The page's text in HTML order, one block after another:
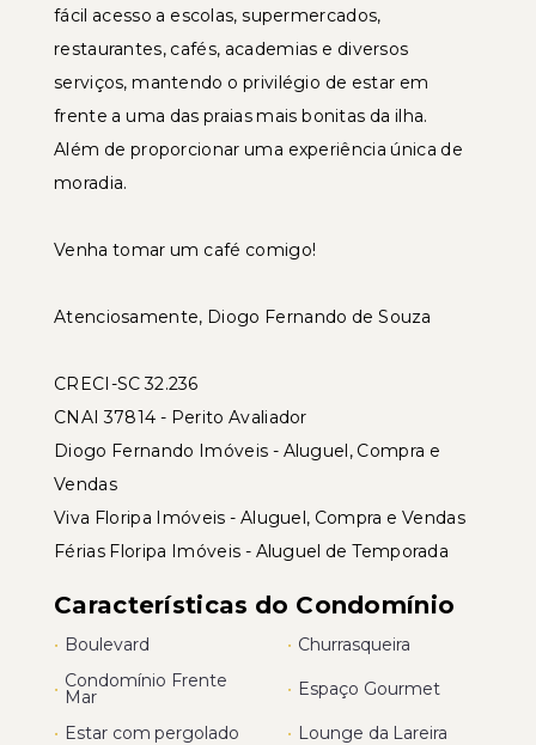
fácil acesso a escolas, supermercados,
restaurantes, cafés, academias e diversos
serviços, mantendo o privilégio de estar em
frente a uma das praias mais bonitas da ilha.
Além de proporcionar uma experiência única de
moradia.
Venha tomar um café comigo!
Atenciosamente, Diogo Fernando de Souza
CRECI-SC 32.236
CNAI 37814 - Perito Avaliador
Diogo Fernando Imóveis - Aluguel, Compra e
Vendas
Viva Floripa Imóveis - Aluguel, Compra e Vendas
Férias Floripa Imóveis - Aluguel de Temporada
Características do Condomínio
• Boulevard • Churrasqueira
• Condomínio Frente
Mar • Espaço Gourmet
• Estar com pergolado • Lounge da Lareira